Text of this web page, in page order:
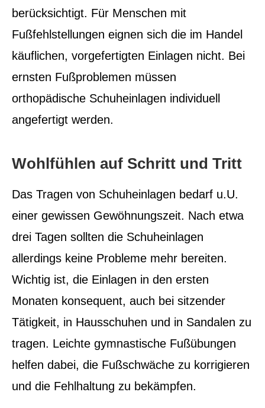
berücksichtigt. Für Menschen mit
Fußfehlstellungen eignen sich die im Handel
käuflichen, vorgefertigten Einlagen nicht. Bei
ernsten Fußproblemen müssen
orthopädische Schuheinlagen individuell
angefertigt werden.
Wohlfühlen auf Schritt und Tritt
Das Tragen von Schuheinlagen bedarf u.U.
einer gewissen Gewöhnungszeit. Nach etwa
drei Tagen sollten die Schuheinlagen
allerdings keine Probleme mehr bereiten.
Wichtig ist, die Einlagen in den ersten
Monaten konsequent, auch bei sitzender
Tätigkeit, in Hausschuhen und in Sandalen zu
tragen. Leichte gymnastische Fußübungen
helfen dabei, die Fußschwäche zu korrigieren
und die Fehlhaltung zu bekämpfen.